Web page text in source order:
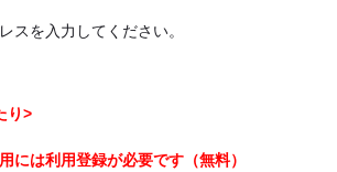
スを入力してください。
り>
には利用登録が必要です（無料）